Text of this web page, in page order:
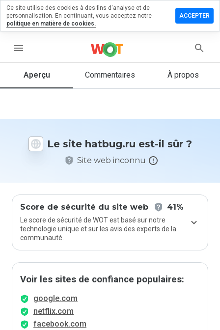
menu
Aperçu Commentaires À propos
Le site hatbug.ru est-il sûr ?
Site web inconnu
Score de sécurité du site web 41%
Le score de sécurité de WOT est basé sur notre
technologie unique et sur les avis des experts de la
communauté.
Voir les sites de confiance populaires:
google.com
netflix.com
facebook.com
un
Quelle
donneriez-
Ce site utilise des cookies à des fins d'analyse et de
personnalisation. En continuant, vous acceptez notre
politique en matière de cookies.
ACCEPTER